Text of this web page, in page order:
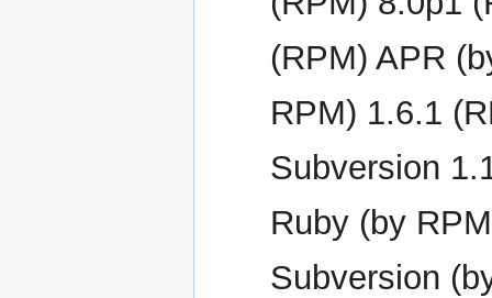
(RPM) APR
RPM) 1.6.1
Subversion
Ruby (by
Subversion